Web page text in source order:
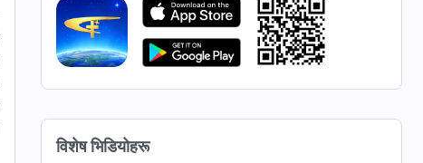
7:49
परमेश्‍वरका दैनिक वचनहरू: बाइबल
सम्‍बन्धी रहस्यहरू | अंश २७४
विशेष भिडियोहरू